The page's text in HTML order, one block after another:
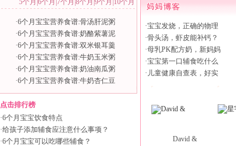
5个月 6个月 7个月 8个月 9个月 10个月
·6个月宝宝营养食谱:骨汤肝泥粥
·6个月宝宝营养食谱:奶酪紫薯泥
·6个月宝宝营养食谱:双米银耳羹
·6个月宝宝营养食谱:牛奶玉米粥
·6个月宝宝营养食谱:奶油南瓜粥
·6个月宝宝营养食谱:牛奶杏仁豆
点击排行榜
·6个月宝宝饮食特点
·给孩子添加辅食应注意什么事项？
·6个月宝宝可以吃哪些辅食？
·宝宝发烧，正确的物理
·骨头汤，虾皮能补钙？
·母乳PK配方奶，新妈妈
·宝宝第一口辅食吃什么
· 儿童健康自查表，好实
David &